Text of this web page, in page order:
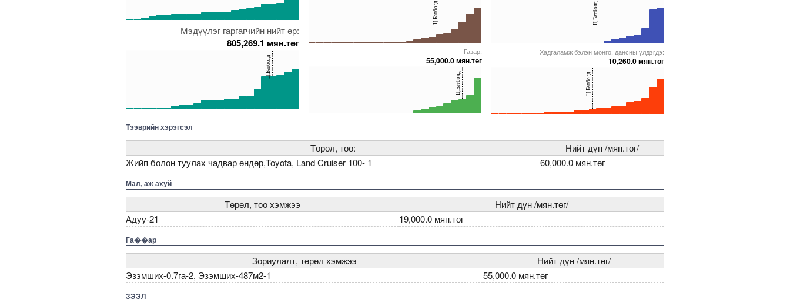
50000000000000052717825000000000000005271794
5000000000000005228365
5000000000000005271580
Мэдүүлэг гаргагчийн нийт өр:
805,269.1 мян.төг
Ц.Батболд
5000000000000005228365
Ц.Батболд
0
20
Газар:
55,000.0 мян.төг
Ц.Батболд
500000000000000527178450000000000000052715705000000000000005237247
5000000000000005271907
5000000000000005271580
Ц.Батболд
0
Хадгаламж бэлэн мөнгө, дансны үлдэгдэ:
10,260.0 мян.төг
Ц.Батболд
0
Тээврийн хэрэгсэл
Төрөл, тоо:
Нийт дүн /мян.төг/
Жийп болон туулах чадвар өндөр,Toyota, Land Cruiser 100- 1
60,000.0 мян.төг
Мал, аж ахуй
Төрөл, тоо хэмжээ
Нийт дүн /мян.төг/
Адуу-21
19,000.0 мян.төг
Га��ар
Зориулалт, төрөл хэмжээ
Нийт дүн /мян.төг/
Эзэмших-0.7га-2, Эзэмших-487м2-1
55,000.0 мян.төг
ЗЭЭЛ